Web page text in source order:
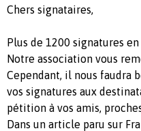
Chers signataires,
Plus de 1200 signatures
Notre association vous
Cependant, il nous faudra
vos signatures aux
pétition à vos amis,
Dans un article paru sur